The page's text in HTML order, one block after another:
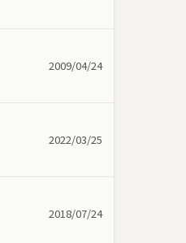
2009/04/24
2022/03/25
2018/07/24